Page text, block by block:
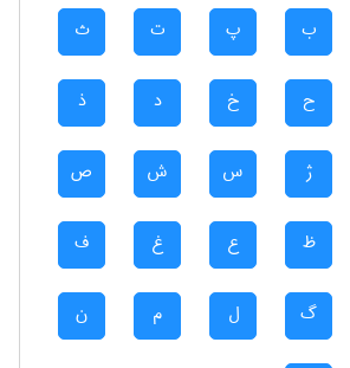
ب پ ت ث
ح خ د ذ
ژ س ش ص
ظ ع غ ف
گ ل م ن